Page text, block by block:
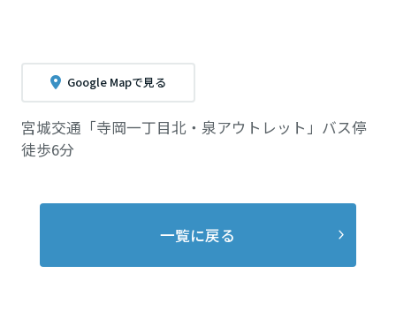
Google Mapで見る
宮城交通「寺岡一丁目北・泉アウトレット」バス停
徒歩6分
一覧に戻る